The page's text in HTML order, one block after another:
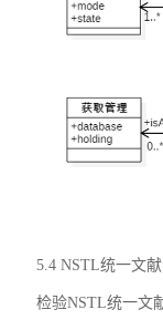
5.4 NSTL统一文
检验NSTL统一文